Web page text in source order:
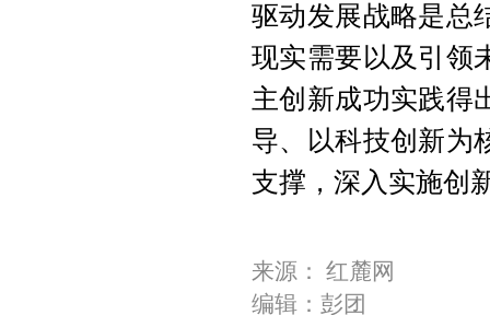
驱动发展战略是总
现实需要以及引领
主创新成功实践得
导、以科技创新为
支撑，深入实施创
来源： 红麓网
编辑：彭团